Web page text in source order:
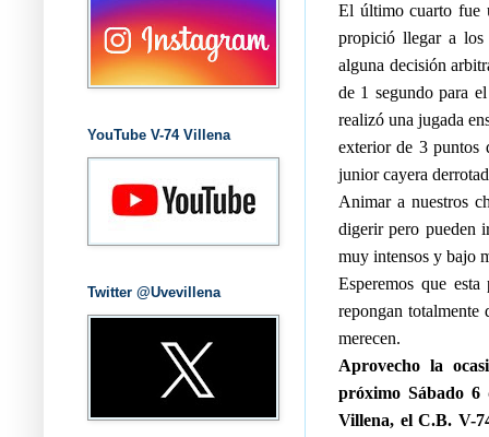
El último cuarto fue
propició llegar a
alguna decisión
de 1 segundo para
realizó una jugada
exterior de 3 puntos
junior cayera
Animar a nuestros
digerir pero pueden
muy intensos y bajo
Esperemos que
repongan totalmente
merecen.
Aprovecho la
próximo Sábado
Villena, el C.B. V-
YouTube V-74 Villena
Twitter @Uvevillena